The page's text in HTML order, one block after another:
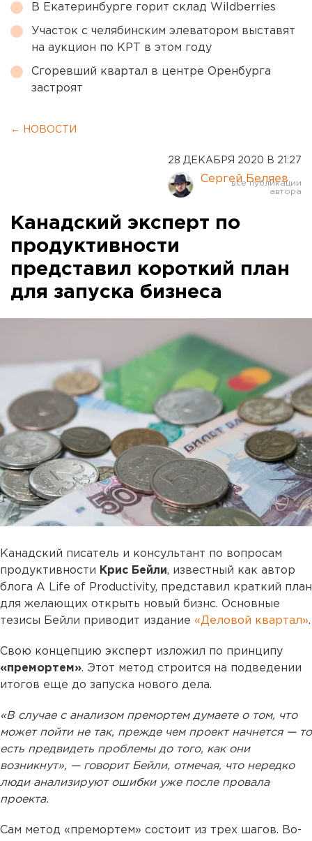
В Екатеринбурге горит склад Wildberries
Участок с челябинским элеватором выставят
на аукцион по КРТ в этом году
Сгоревший квартал в центре Оренбурга
застроят
← НОВОСТИ
28 ДЕКАБРЯ 2020 В 21:27
Сергей Беляев
Канадский эксперт по
продуктивности
представил короткий план
для запуска бизнеса
Канадский писатель и консультант по вопросам
продуктивности Крис Бейли, известный как автор
блога A Life of Productivity, представил краткий план
для желающих открыть новый бизнс. Основные
тезисы Бейли приводит издание «Деловой квартал».
Свою концепцию эксперт изложил по принципу
«премортем». Этот метод строится на подведении
итогов еще до запуска нового дела.
«В случае с анализом премортем думаете о том, что
может пойти не так, прежде чем проект начнется — то
есть предвидеть проблемы до того, как они
возникнут», — говорит Бейли, отмечая, что нередко
люди анализируют ошибки уже после провала
проекта.
Сам метод «премортем» состоит из трех шагов. Во-